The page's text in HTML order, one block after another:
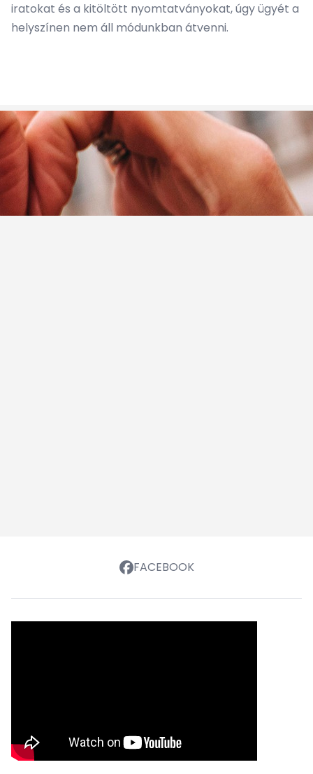
iratokat és a kitöltött nyomtatványokat, úgy ügyét a
helyszínen nem áll módunkban átvenni.
FACEBOOK